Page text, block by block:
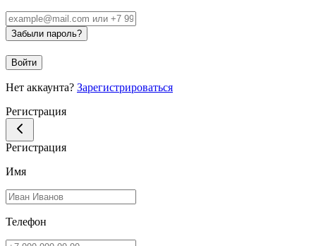
Забыли пароль?
Войти
Нет аккаунта? Зарегистрироваться
Регистрация
Регистрация
Имя
Телефон